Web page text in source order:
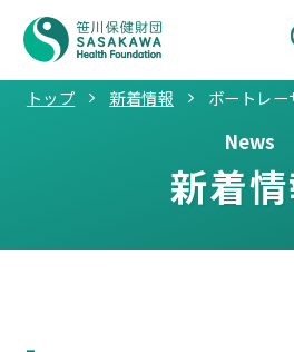
トップ 新着情報 ボートレ
News
新着